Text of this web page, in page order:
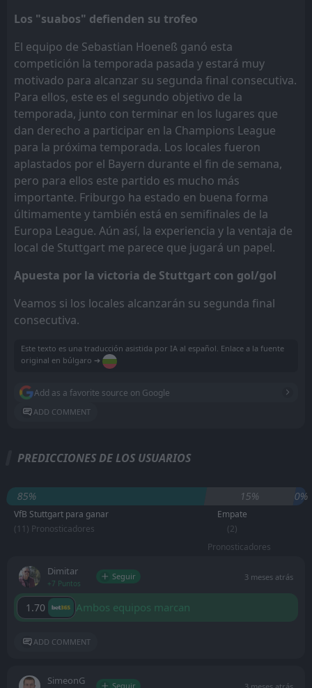
Los "suabos" defienden su trofeo
El equipo de Sebastian Hoeneß ganó esta
competición la temporada pasada y estará muy
motivado para alcanzar su segunda final consecutiva.
Para ellos, este es el segundo objetivo de la
temporada, junto con terminar en los lugares que
dan derecho a participar en la Champions League
para la próxima temporada. Los locales fueron
aplastados por el Bayern durante el fin de semana,
pero para ellos este partido es mucho más
importante. Friburgo ha estado en buena forma
últimamente y también está en semifinales de la
Europa League. Aún así, la experiencia y la ventaja de
local de Stuttgart me parece que jugará un papel.
Apuesta por la victoria de Stuttgart con gol/gol
Veamos si los locales alcanzarán su segunda final
consecutiva.
Este texto es una traducción asistida por IA al español. Enlace a la fuente
original en búlgaro ➔
Add as a favorite source on Google
ADD COMMENT
PREDICCIONES DE LOS USUARIOS
85% 15% 0%
VfB Stuttgart para ganar
(11) Pronosticadores
Empate
(2)
Pronosticadores
Dimitar
+7 Puntos
Seguir 3 meses atrás
1.70 Ambos equipos marcan
ADD COMMENT
SimeonG Seguir